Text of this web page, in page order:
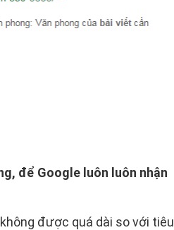
để Google luôn luôn nhận
được quá dài so với tiêu